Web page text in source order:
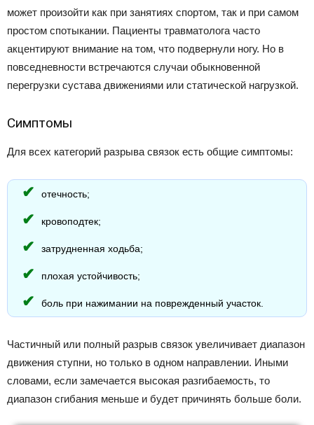
может произойти как при занятиях спортом, так и при самом
простом спотыкании. Пациенты травматолога часто
акцентируют внимание на том, что подвернули ногу. Но в
повседневности встречаются случаи обыкновенной
перегрузки сустава движениями или статической нагрузкой.
Симптомы
Для всех категорий разрыва связок есть общие симптомы:
отечность;
кровоподтек;
затрудненная ходьба;
плохая устойчивость;
боль при нажимании на поврежденный участок.
Частичный или полный разрыв связок увеличивает диапазон
движения ступни, но только в одном направлении. Иными
словами, если замечается высокая разгибаемость, то
диапазон сгибания меньше и будет причинять больше боли.